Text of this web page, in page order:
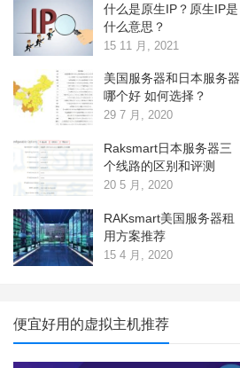
什么是原生IP？原生IP是
什么意思？
15 11 月, 2021
美国服务器和日本服务器
哪个好 如何选择？
29 7 月, 2020
Raksmart日本服务器三
个线路的区别和评测
20 5 月, 2020
RAKsmart美国服务器租
用方案推荐
15 4 月, 2020
便宜好用的虚拟主机推荐